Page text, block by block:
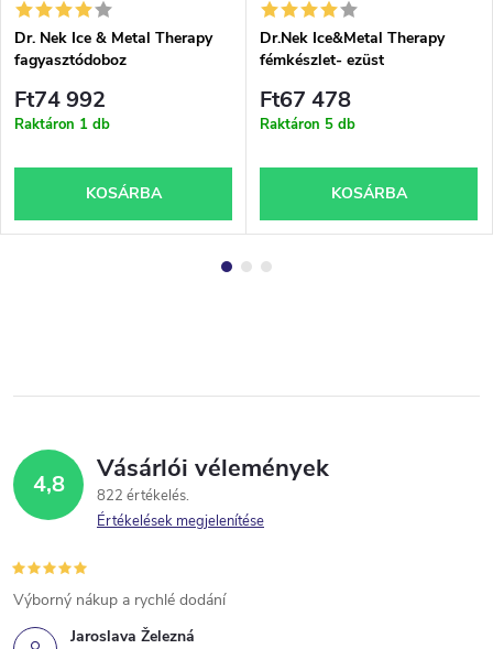
Dr. Nek Ice & Metal Therapy
fagyasztódoboz
Ft74 992
Raktáron 1 db
KOSÁRBA
Dr.Nek Ice&Metal Therapy
fémkészlet- ezüst
Ft67 478
Raktáron 5 db
KOSÁRBA
4,8 Vásárlói vélemények
822 értékelés
Értékelések megjelenítése
Jaroslava Železná
Výborný nákup a rychlé dodání